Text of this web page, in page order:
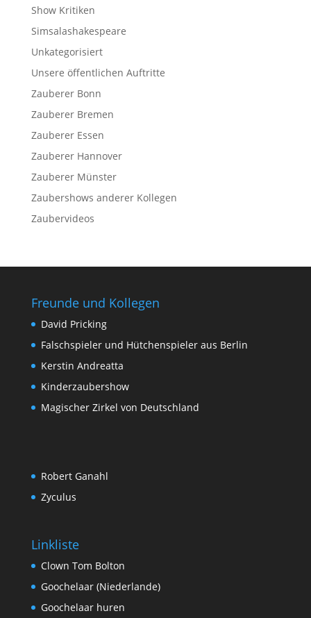
Show Kritiken
Simsalashakespeare
Unkategorisiert
Unsere öffentlichen Auftritte
Zauberer Bonn
Zauberer Bremen
Zauberer Essen
Zauberer Hannover
Zauberer Münster
Zaubershows anderer Kollegen
Zaubervideos
Freunde und Kollegen
David Pricking
Falschspieler und Hütchenspieler aus Berlin
Kerstin Andreatta
Kinderzaubershow
Magischer Zirkel von Deutschland
Robert Ganahl
Zyculus
Linkliste
Clown Tom Bolton
Goochelaar (Niederlande)
Goochelaar huren